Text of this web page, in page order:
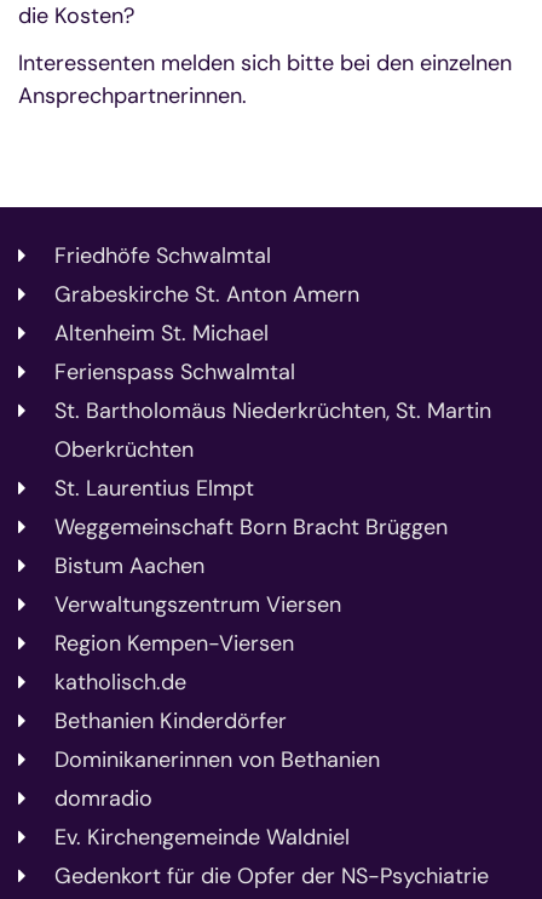
die Kosten?
Interessenten melden sich bitte bei den einzelnen
Ansprechpartnerinnen.
Friedhöfe Schwalmtal
Grabeskirche St. Anton Amern
Altenheim St. Michael
Ferienspass Schwalmtal
St. Bartholomäus Niederkrüchten, St. Martin
Oberkrüchten
St. Laurentius Elmpt
Weggemeinschaft Born Bracht Brüggen
Bistum Aachen
Verwaltungszentrum Viersen
Region Kempen-Viersen
katholisch.de
Bethanien Kinderdörfer
Dominikanerinnen von Bethanien
domradio
Ev. Kirchengemeinde Waldniel
Gedenkort für die Opfer der NS-Psychiatrie